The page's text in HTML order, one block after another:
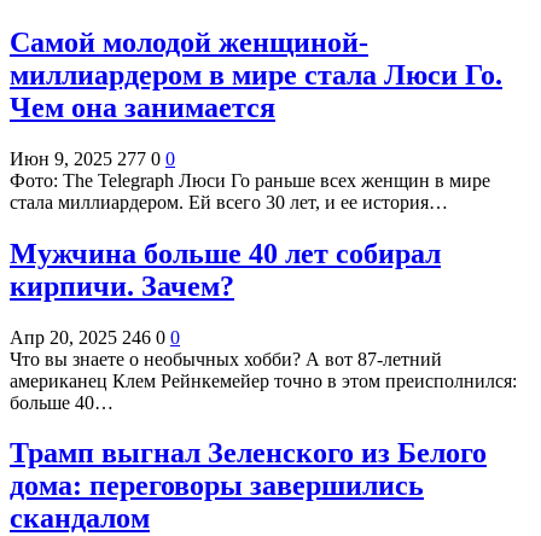
Самой молодой женщиной-
миллиардером в мире стала Люси Го.
Чем она занимается
Июн 9, 2025 277 0 0
Фото: The Telegraph Люси Го раньше всех женщин в мире
стала миллиардером. Ей всего 30 лет, и ее история…
Мужчина больше 40 лет собирал
кирпичи. Зачем?
Апр 20, 2025 246 0 0
Что вы знаете о необычных хобби? А вот 87-летний
американец Клем Рейнкемейер точно в этом преисполнился:
больше 40…
Трамп выгнал Зеленского из Белого
дома: переговоры завершились
скандалом